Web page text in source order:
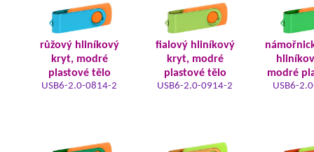
růžový hliníkový
kryt, modré
plastové tělo
USB6-2.0-0814-2
fialový hliníkový
kryt, modré
plastové tělo
USB6-2.0-0914-2
modré
USB6-